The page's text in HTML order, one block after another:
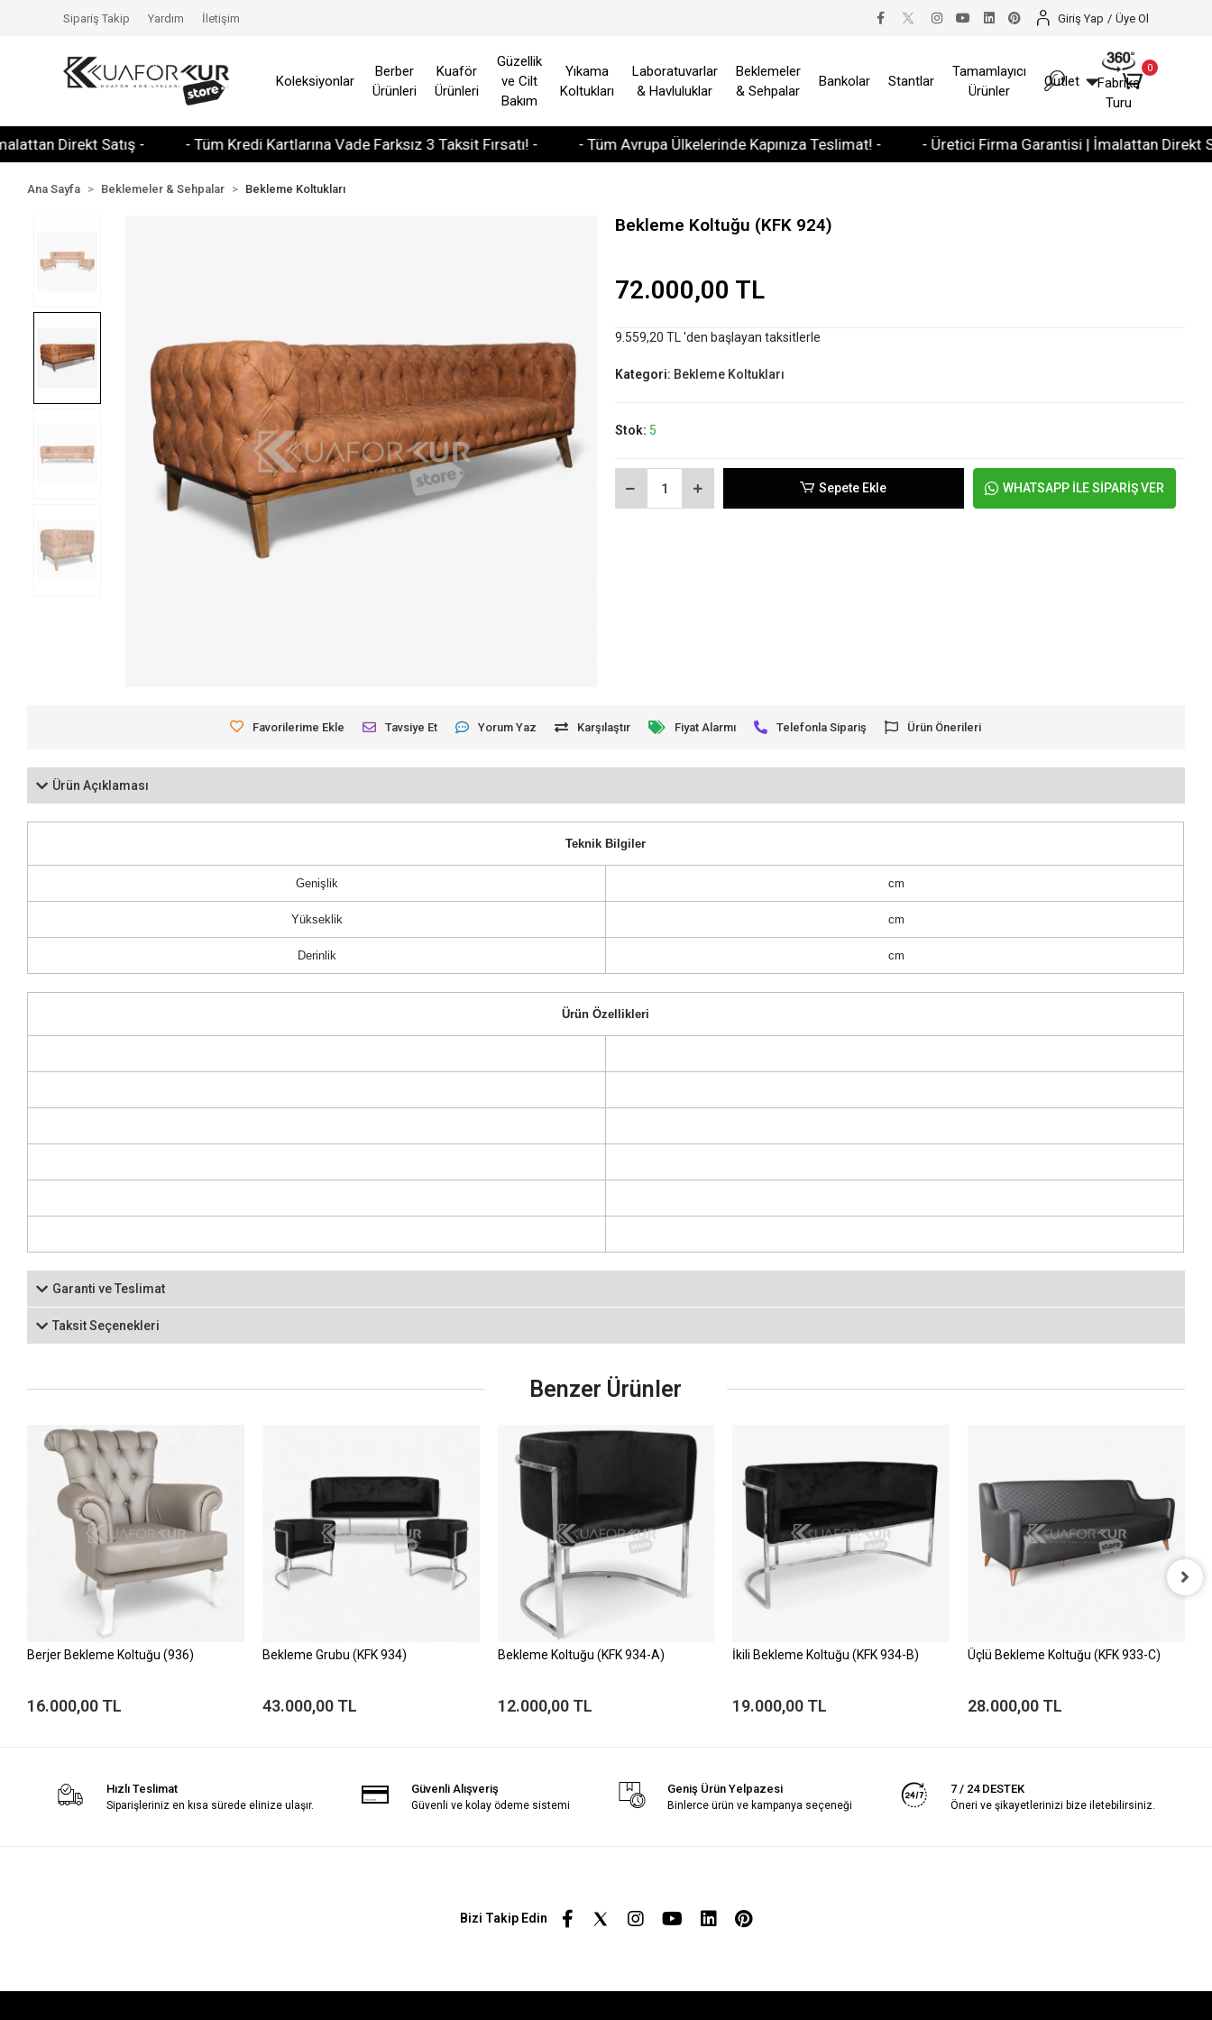
Direkt Satış - - Tüm Kredi Kartlarına Vade Farksız 3 Taksit Fırsatı! - - Tüm Avrupa Ülkelerinde Kapınıza Teslimat! - - Üretici Firma Garantisi | İmalattan Direkt Satış -
Sipariş Takip Yardım İletişim Giriş Yap / Üye Ol
Koleksiyonlar
Berber
Ürünleri
Kuaför
Ürünleri
Güzellik
ve Cilt
Bakım
Yıkama
Koltukları
Laboratuvarlar
& Havluluklar
Beklemeler
& Sehpalar
Bankolar Stantlar
Tamamlayıcı
Ürünler
Outlet
Fabrika
Turu
0
Ana Sayfa Beklemeler & Sehpalar Bekleme Koltukları
Bekleme Koltuğu (KFK 924)
72.000,00 TL
9.559,20 TL 'den başlayan taksitlerle
Kategori: Bekleme Koltukları
Stok: 5
Sepete Ekle WHATSAPP İLE SİPARİŞ VER
Favorilerime Ekle Tavsiye Et Yorum Yaz Karşılaştır Fiyat Alarmı Telefonla Sipariş Ürün Önerileri
Ürün Açıklaması
Teknik Bilgiler
Genişlik cm
Yükseklik cm
Derinlik cm
Ürün Özellikleri
Garanti ve Teslimat
Taksit Seçenekleri
Benzer Ürünler
Berjer Bekleme Koltuğu (936)
16.000,00 TL
Bekleme Grubu (KFK 934)
43.000,00 TL
Bekleme Koltuğu (KFK 934-A)
12.000,00 TL
İkili Bekleme Koltuğu (KFK 934-B)
19.000,00 TL
Üçlü Bekleme Koltuğu (KFK 933-C)
28.000,00 TL
Hızlı Teslimat
Siparişleriniz en kısa sürede elinize ulaşır.
Güvenli Alışveriş
Güvenli ve kolay ödeme sistemi
Geniş Ürün Yelpazesi
Binlerce ürün ve kampanya seçeneği
7 / 24 DESTEK
Öneri ve şikayetlerinizi bize iletebilirsiniz.
Bizi Takip Edin